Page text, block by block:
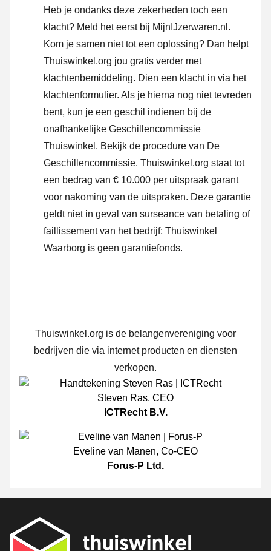
Heb je ondanks deze zekerheden toch een
klacht? Meld het eerst bij MijnIJzerwaren.nl.
Kom je samen niet tot een oplossing? Dan helpt
Thuiswinkel.org jou gratis verder met
klachtenbemiddeling. Dien een klacht in via het
klachtenformulier. Als je hierna nog niet tevreden
bent, kun je een geschil indienen bij de
onafhankelijke Geschillencommissie
Thuiswinkel. Bekijk de procedure van De
Geschillencommissie. Thuiswinkel.org staat tot
een bedrag van € 10.000 per uitspraak garant
voor nakoming van de uitspraken. Deze garantie
geldt niet in geval van surseance van betaling of
faillissement van het bedrijf; Thuiswinkel
Waarborg is geen garantiefonds.
Thuiswinkel.org is de belangenvereniging voor
bedrijven die via internet producten en diensten
verkopen.
Steven Ras, CEO
ICTRecht B.V.
Eveline van Manen, Co-CEO
Forus-P Ltd.